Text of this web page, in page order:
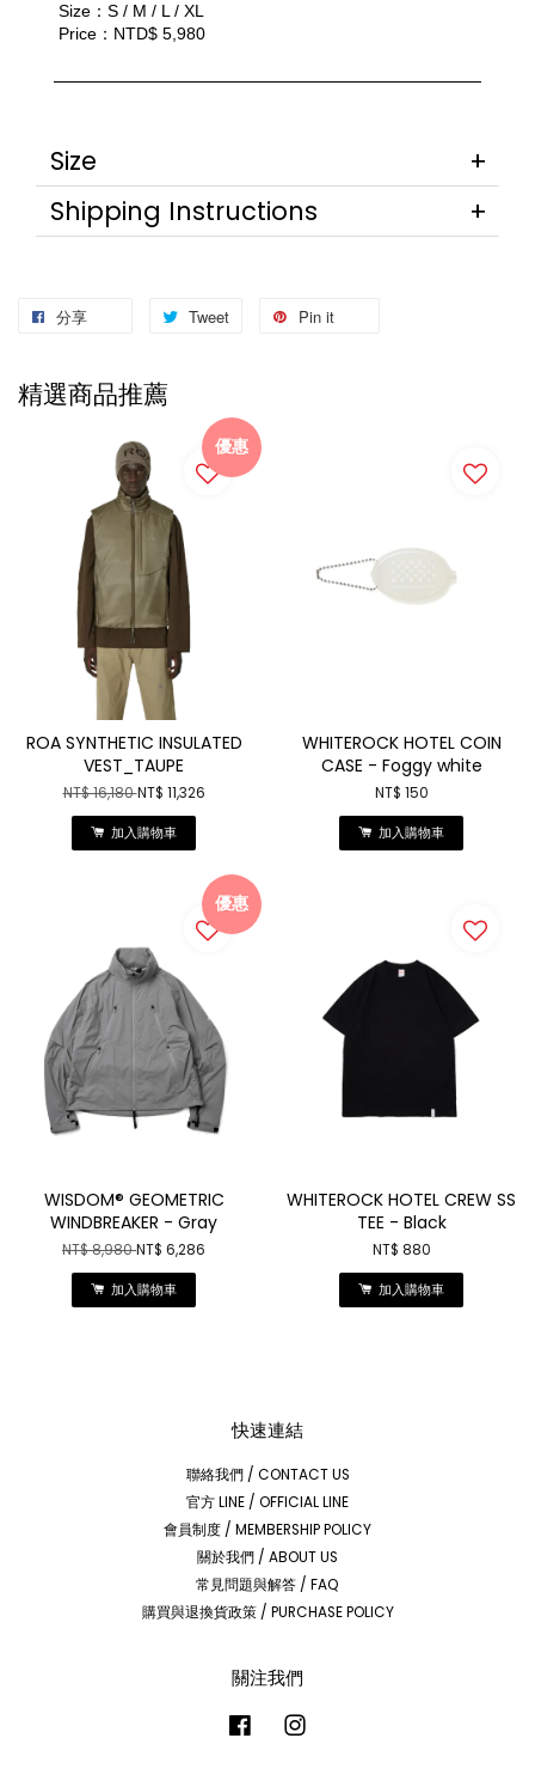
Size：S / M / L / XL
Price：NTD$ 5,980
Size
Shipping Instructions
分享 Tweet Pin it
精選商品推薦
優惠
ROA SYNTHETIC INSULATED
VEST_TAUPE
NT$ 16,180NT$ 11,326
加入購物車
WHITEROCK HOTEL COIN
CASE - Foggy white
NT$ 150
加入購物車
優惠
WISDOM® GEOMETRIC
WINDBREAKER - Gray
NT$ 8,980NT$ 6,286
加入購物車
WHITEROCK HOTEL CREW SS
TEE - Black
NT$ 880
加入購物車
快速連結
聯絡我們 / CONTACT US
官方 LINE / OFFICIAL LINE
會員制度 / MEMBERSHIP POLICY
關於我們 / ABOUT US
常見問題與解答 / FAQ
購買與退換貨政策 / PURCHASE POLICY
關注我們
Facebook